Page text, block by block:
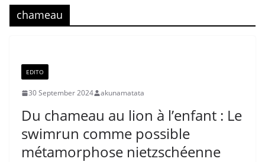
chameau
EDITO
30 September 2024 akunamatata
Du chameau au lion à l’enfant : Le
swimrun comme possible
métamorphose nietzschéenne